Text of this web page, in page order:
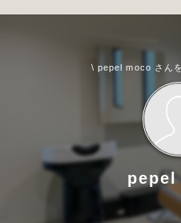
\ pepel moco さん
pepel